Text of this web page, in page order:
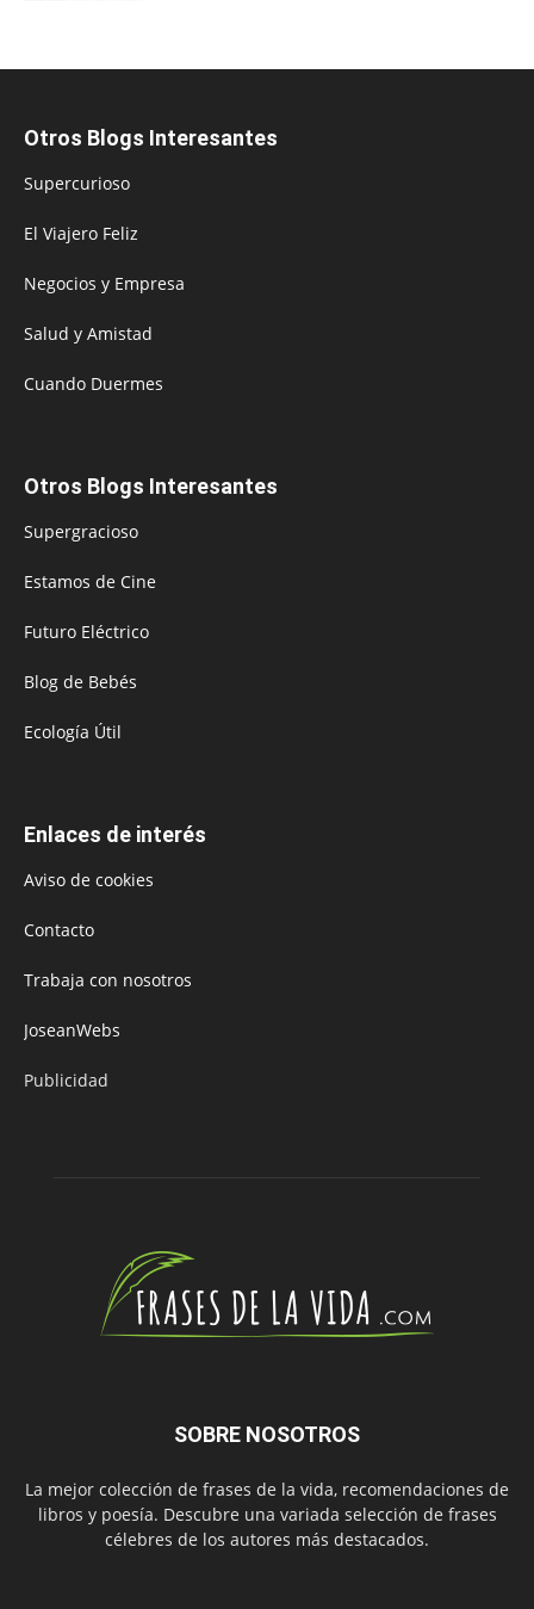
Otros Blogs Interesantes
Supercurioso
El Viajero Feliz
Negocios y Empresa
Salud y Amistad
Cuando Duermes
Otros Blogs Interesantes
Supergracioso
Estamos de Cine
Futuro Eléctrico
Blog de Bebés
Ecología Útil
Enlaces de interés
Aviso de cookies
Contacto
Trabaja con nosotros
JoseanWebs
Publicidad
SOBRE NOSOTROS
La mejor colección de frases de la vida, recomendaciones de
libros y poesía. Descubre una variada selección de frases
célebres de los autores más destacados.